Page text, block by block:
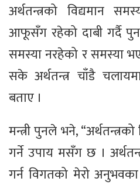
अर्थतन्त्रको विद्यमान
आफूसँग रहेको दाबी गर्दै
समस्या नरहेको र समस्या
सके अर्थतन्त्र चाँडै
बताए ।
मन्त्री पुनले भने,
गर्ने उपाय मसँग छ ।
गर्न विगतको मेरो